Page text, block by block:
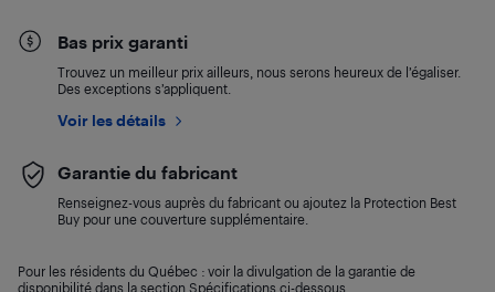
Bas prix garanti
Trouvez un meilleur prix ailleurs, nous serons heureux de l’égaliser.
Des exceptions s’appliquent.
Voir les détails
Garantie du fabricant
Renseignez-vous auprès du fabricant ou ajoutez la Protection Best
Buy pour une couverture supplémentaire.
Pour les résidents du Québec : voir la divulgation de la garantie de
disponibilité dans la section Spécifications ci-dessous.